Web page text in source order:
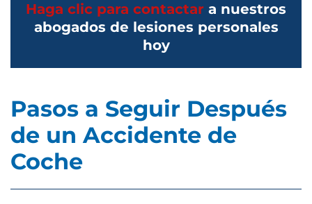
Haga clic para contactar a nuestros
abogados de lesiones personales
hoy
Pasos a Seguir Después
de un Accidente de
Coche